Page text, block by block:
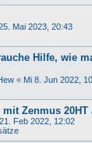
Mai 2023, 20:43
Hilfe, wie
« Mi 8. Jun 2022,
Zenmus 20HT
Feb 2022, 12:02